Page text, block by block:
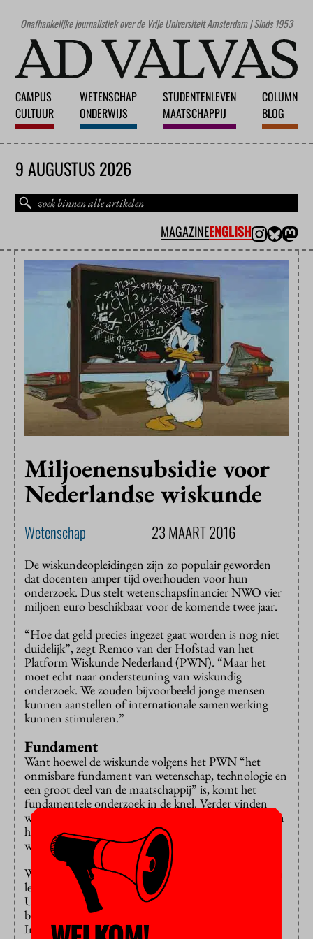
Onafhankelijke journalistiek over de Vrije Universiteit Amsterdam | Sinds 1953
CAMPUS
CULTUUR
WETENSCHAP
ONDERWIJS
STUDENTENLEVEN
MAATSCHAPPIJ
COLUMN
BLOG
9 AUGUSTUS 2026
MAGAZINEENGLISH
Miljoenensubsidie voor
Nederlandse wiskunde
Wetenschap 23 MAART 2016
De wiskundeopleidingen zijn zo populair geworden
dat docenten amper tijd overhouden voor hun
onderzoek. Dus stelt wetenschapsfinancier NWO vier
miljoen euro beschikbaar voor de komende twee jaar.
“Hoe dat geld precies ingezet gaat worden is nog niet
duidelijk”, zegt Remco van der Hofstad van het
Platform Wiskunde Nederland (PWN). “Maar het
moet echt naar ondersteuning van wiskundig
onderzoek. We zouden bijvoorbeeld jonge mensen
kunnen aanstellen of internationale samenwerking
kunnen stimuleren.”
Fundament
Want hoewel de wiskunde volgens het PWN “het
onmisbare fundament van wetenschap, technologie en
een groot deel van de maatschappij” is, komt het
fundamentele onderzoek in de knel. Verder vinden
wiskundigen moeilijk aansluiting bij de topsectoren en
halen ze weinig geld uit Europese
wetenschapsprogramma’s.
Wetenschappers zouden steeds meer tijd kwijt zijn aan
lesgeven. In 2015 begonnen er volgens de Keuzegids
Universiteiten 697 studenten aan een
bacheloropleiding wiskunde of technische wiskunde.
In 2010 waren dat er nog 353.